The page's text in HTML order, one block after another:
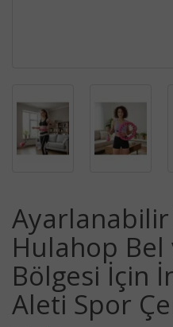
Ayarlanabilir
Hulahop Bel
Bölgesi İçin
Aleti Spor